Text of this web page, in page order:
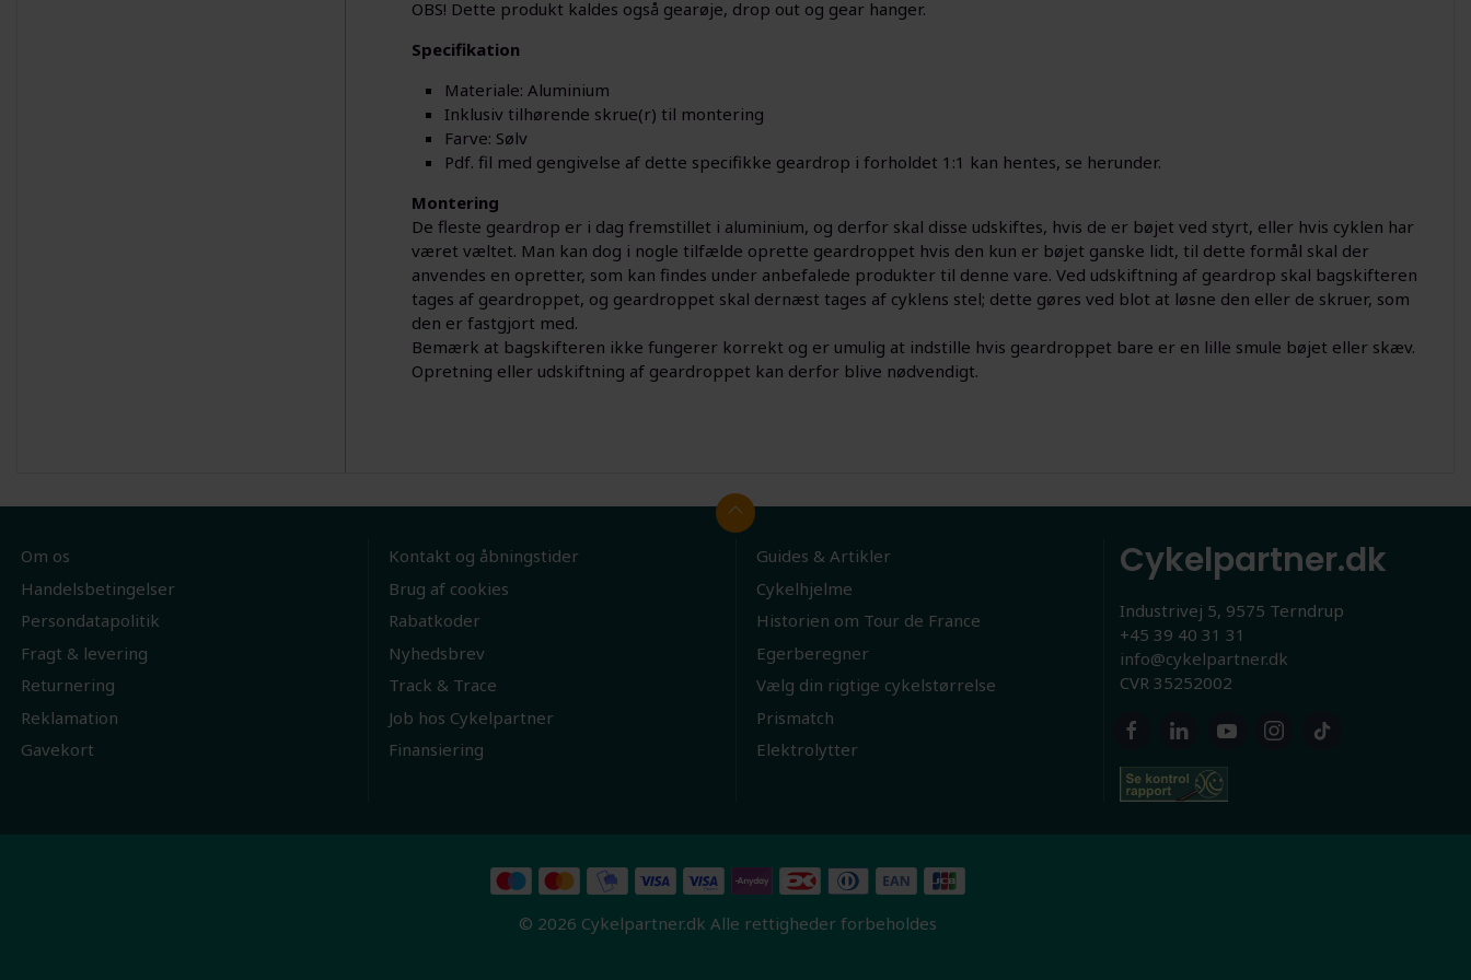
OBS! Dette produkt kaldes også gearøje, drop out og gear hanger.
Specifikation
Materiale: Aluminium
Inklusiv tilhørende skrue(r) til montering
Farve: Sølv
Pdf. fil med gengivelse af dette specifikke geardrop i forholdet 1:1 kan hentes, se herunder.
Montering
De fleste geardrop er i dag fremstillet i aluminium, og derfor skal disse udskiftes, hvis de er bøjet ved styrt, eller hvis cyklen har
været væltet. Man kan dog i nogle tilfælde oprette geardroppet hvis den kun er bøjet ganske lidt, til dette formål skal der
anvendes en opretter, som kan findes under anbefalede produkter til denne vare. Ved udskiftning af geardrop skal bagskifteren
tages af geardroppet, og geardroppet skal dernæst tages af cyklens stel; dette gøres ved blot at løsne den eller de skruer, som
den er fastgjort med.
Bemærk at bagskifteren ikke fungerer korrekt og er umulig at indstille hvis geardroppet bare er en lille smule bøjet eller skæv.
Opretning eller udskiftning af geardroppet kan derfor blive nødvendigt.
Om os
Handelsbetingelser
Persondatapolitik
Fragt & levering
Returnering
Reklamation
Gavekort
Kontakt og åbningstider
Brug af cookies
Rabatkoder
Nyhedsbrev
Track & Trace
Job hos Cykelpartner
Finansiering
Guides & Artikler
Cykelhjelme
Historien om Tour de France
Egerberegner
Vælg din rigtige cykelstørrelse
Prismatch
Elektrolytter
Cykelpartner.dk
Industrivej 5, 9575 Terndrup
+45 39 40 31 31
info@cykelpartner.dk
CVR 35252002
© 2026 Cykelpartner.dk Alle rettigheder forbeholdes